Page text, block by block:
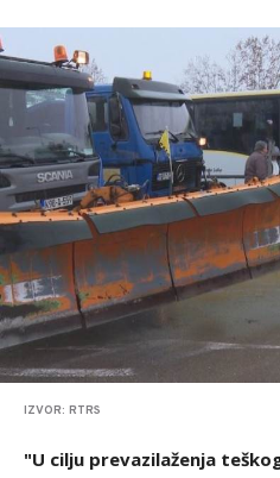
IZVOR: RTRS
"U cilju prevazilaženja